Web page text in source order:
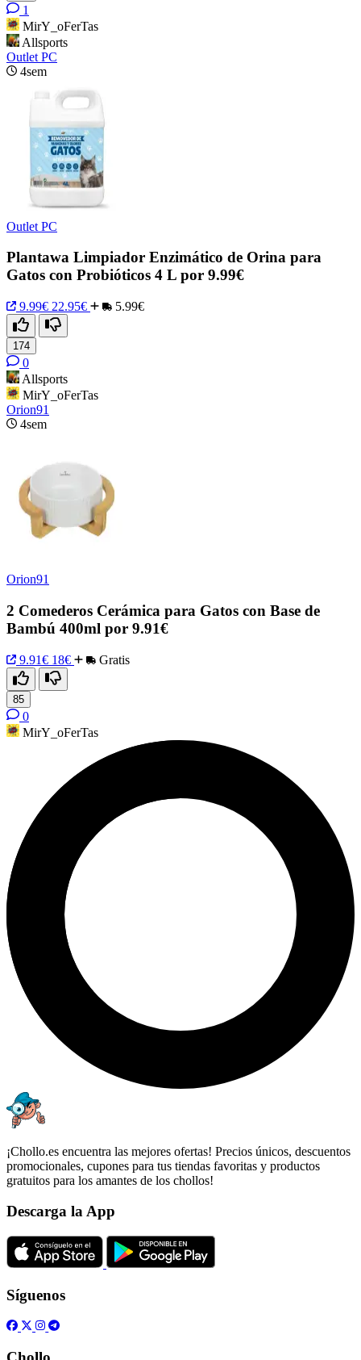
1
MirY_oFerTas
Allsports
Outlet PC
4sem
Outlet PC
Plantawa Limpiador Enzimático de Orina para
Gatos con Probióticos 4 L por 9.99€
9.99€ 22.95€ 5.99€
174
0
Allsports
MirY_oFerTas
Orion91
4sem
Orion91
2 Comederos Cerámica para Gatos con Base de
Bambú 400ml por 9.91€
9.91€ 18€ Gratis
85
0
MirY_oFerTas
¡Chollo.es encuentra las mejores ofertas! Precios únicos, descuentos
promocionales, cupones para tus tiendas favoritas y productos
gratuitos para los amantes de los chollos!
Descarga la App
Síguenos